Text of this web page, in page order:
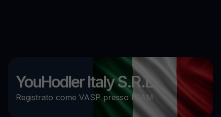
YouHodler Italy S.R.L.
Registrato come VASP presso l’OAM